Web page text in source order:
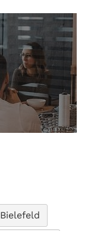
Bielefeld